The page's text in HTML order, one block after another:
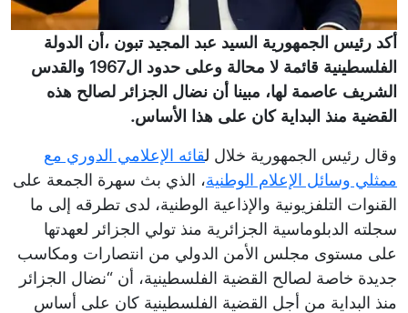
أكد رئيس الجمهورية السيد عبد المجيد تبون ،أن الدولة
الفلسطينية قائمة لا محالة وعلى حدود ال1967 والقدس
الشريف عاصمة لها، مبينا أن نضال الجزائر لصالح هذه
القضية منذ البداية كان على هذا الأساس.
وقال رئيس الجمهورية خلال لقائه الإعلامي الدوري مع
ممثلي وسائل الإعلام الوطنية، الذي بث سهرة الجمعة على
القنوات التلفزيونية والإذاعية الوطنية، لدى تطرقه إلى ما
سجلته الدبلوماسية الجزائرية منذ تولي الجزائر لعهدتها
على مستوى مجلس الأمن الدولي من انتصارات ومكاسب
جديدة خاصة لصالح القضية الفلسطينية، أن “نضال الجزائر
منذ البداية من أجل القضية الفلسطينية كان على أساس